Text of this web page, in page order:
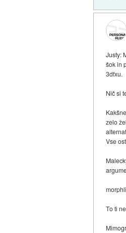
Justy:
šok in
3dfxu.
Nič si
zelo
Vse
To ti